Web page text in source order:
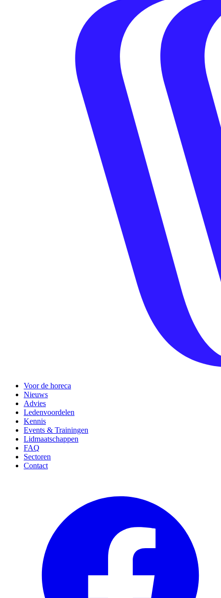
Voor de horeca
Nieuws
Advies
Ledenvoordelen
Kennis
Events & Trainingen
Lidmaatschappen
FAQ
Sectoren
Contact